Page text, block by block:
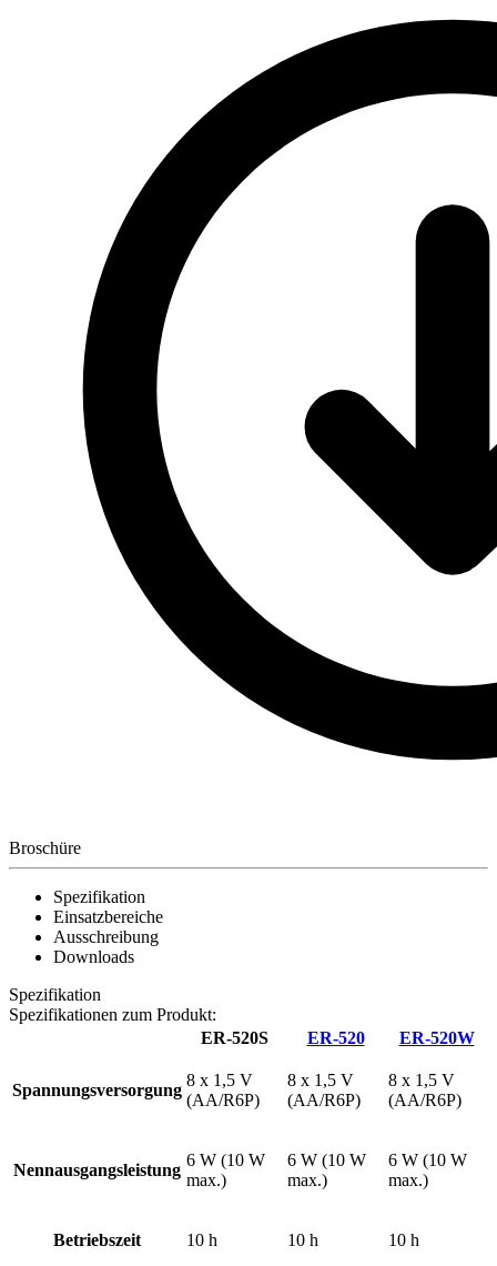
Broschüre
Spezifikation
Einsatzbereiche
Ausschreibung
Downloads
Spezifikation
Spezifikationen zum Produkt:
ER-520S
ER-520 ER-520W
Spannungsversorgung
8 x 1,5 V
(AA/R6P)
8 x 1,5 V
(AA/R6P)
8 x 1,5 V
(AA/R6P)
Nennausgangsleistung
6 W (10 W
max.)
6 W (10 W
max.)
6 W (10 W
max.)
Betriebszeit 10 h 10 h 10 h